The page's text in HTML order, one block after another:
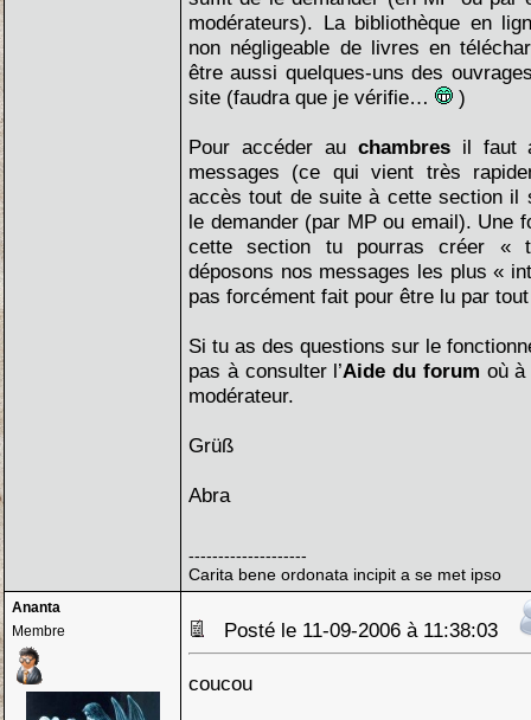
modérateurs). La bibliothèque en
non négligeable de livres en
être aussi quelques-uns des
site (faudra que je vérifie…
)
Pour accéder au chambresil faut
messages (ce qui vient très
accès tout de suite à cette section il
le demander (par MP ou email). Une
cette section tu pourras créer «
déposons nos messages les plus «
pas forcément fait pour être lu par
Si tu as des questions sur le
pas à consulter l’Aide du forum où à
modérateur.
Grüß
Abra
--------------------
Carita bene ordonata incipit a se met ipso
Ananta
Membre
Posté le 11-09-2006 à 11:38:03
coucou